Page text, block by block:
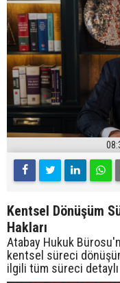
Kentsel Dönüşüm
Hakları
Atabay Hukuk
kentsel süreci
ilgili tüm süreci